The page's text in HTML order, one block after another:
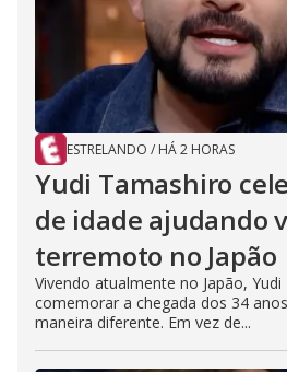
ESTRELANDO / HÁ 2 HORAS
Yudi Tamashiro
de idade ajudando
terremoto no Japão
Vivendo atualmente no Japão,
comemorar a chegada dos 34
maneira diferente. Em vez de...